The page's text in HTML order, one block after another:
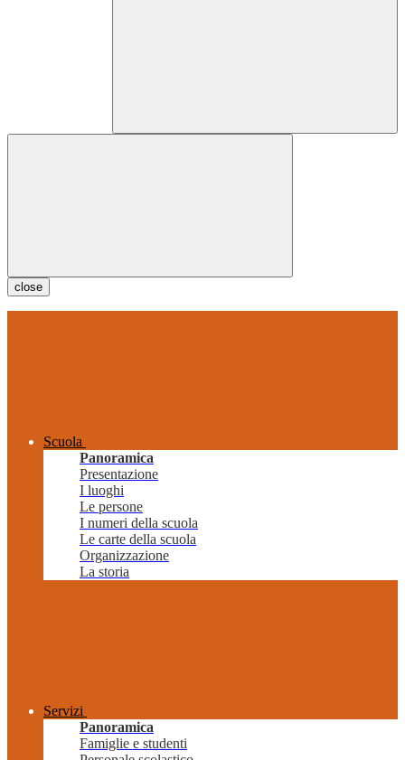
close
Scuola
Panoramica
Presentazione
I luoghi
Le persone
I numeri della scuola
Le carte della scuola
Organizzazione
La storia
Servizi
Panoramica
Famiglie e studenti